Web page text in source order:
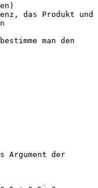
das Produkt und
man den
Argument der